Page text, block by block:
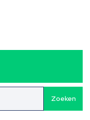
Zoeken